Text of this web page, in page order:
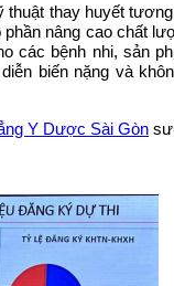
thuật thay huyết
phần nâng cao chất
các bệnh nhi, sản
biến nặng và
Y Dược Sài Gòn